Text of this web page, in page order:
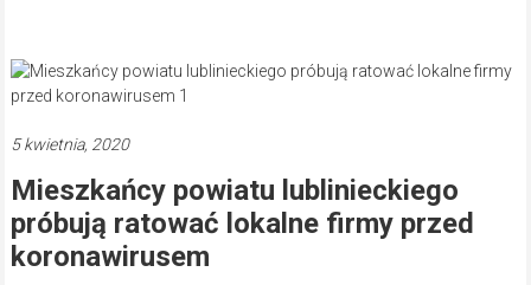
5 kwietnia, 2020
Mieszkańcy powiatu lublinieckiego
próbują ratować lokalne firmy przed
koronawirusem